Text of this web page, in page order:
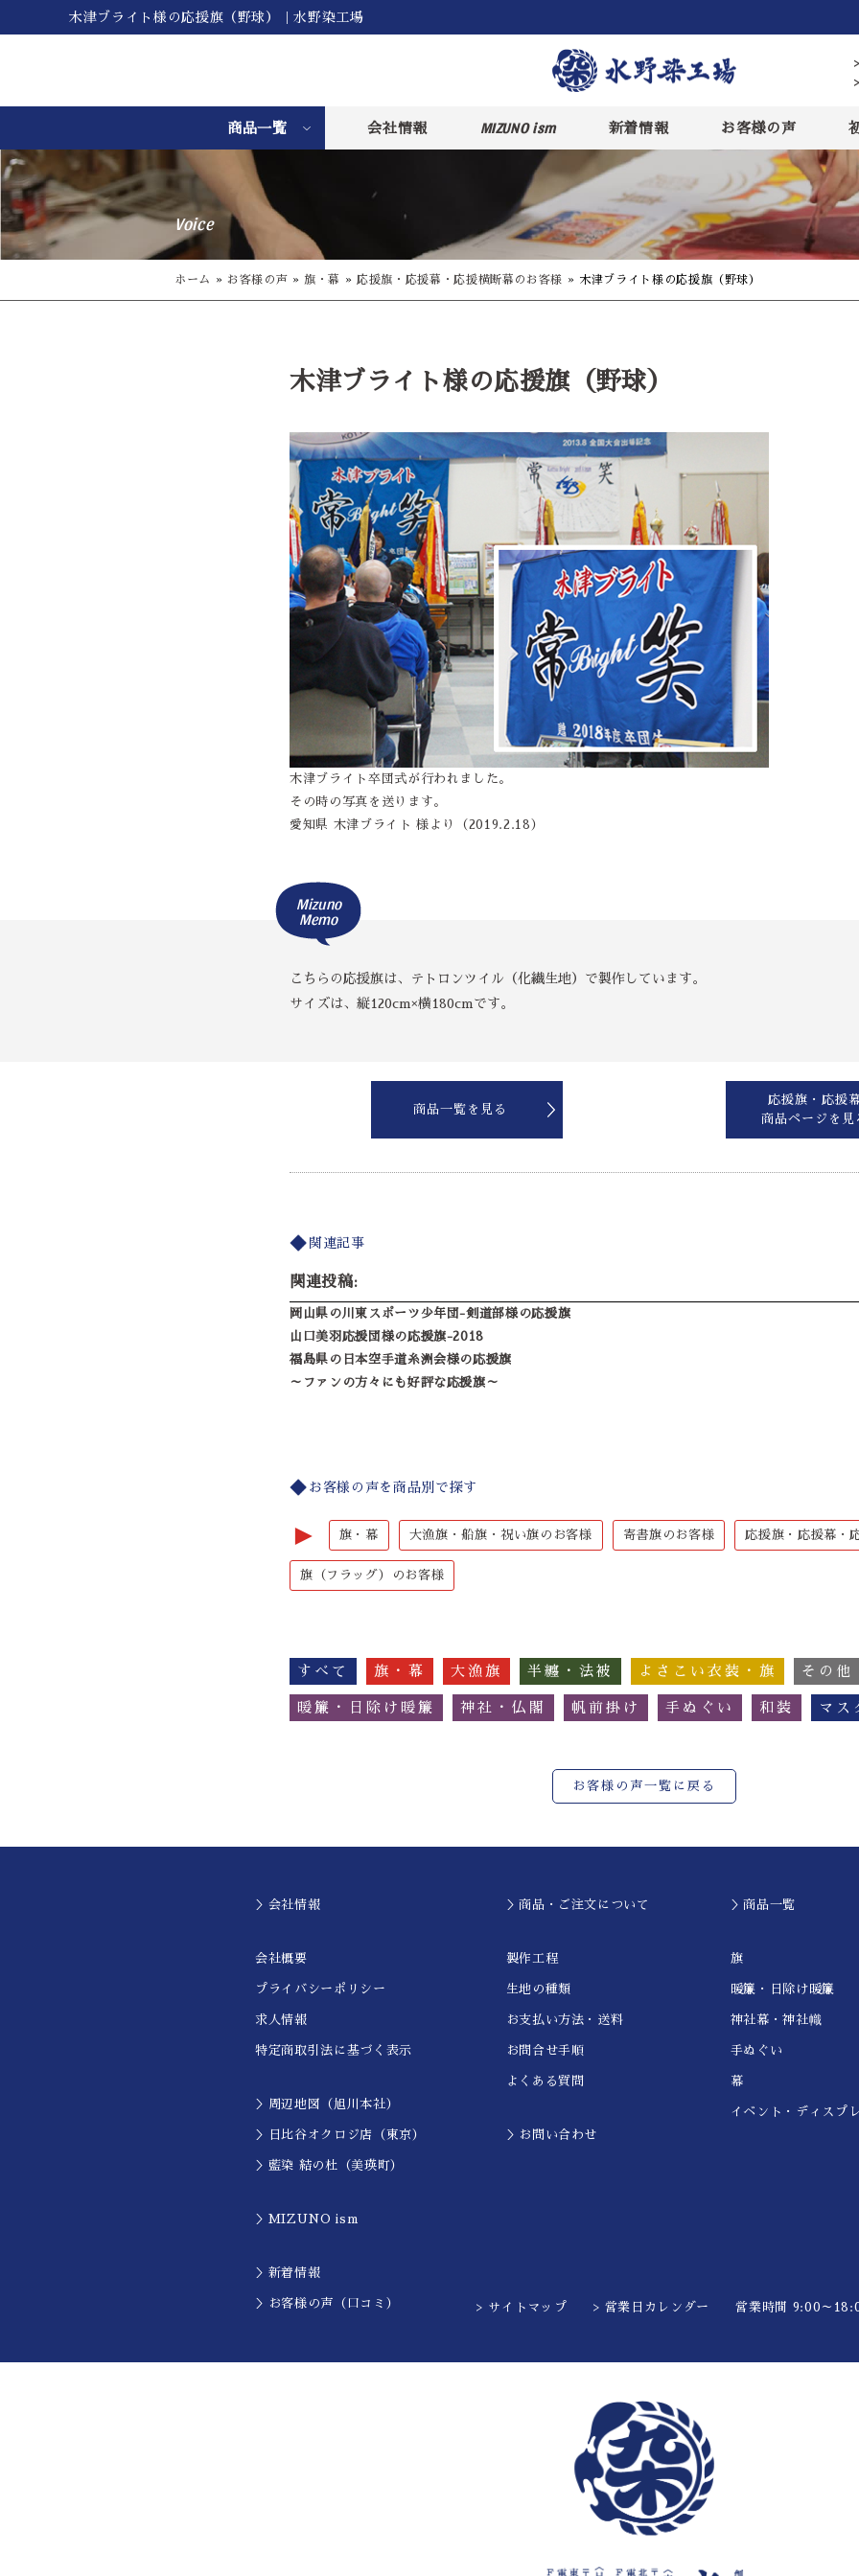
木津ブライト様の応援旗（野球）｜水野染工場
商品一覧 会社情報 MIZUNO ism 新着情報 お客様の声
Voice
ホーム » お客様の声 » 旗・幕 »応援旗・応援幕・応援横断幕のお客様 » 木津ブライト様の応援旗（野球）
木津ブライト様の応援旗（野球）
木津ブライト卒団式が行われました。
その時の写真を送ります。
愛知県 木津ブライト 様より（2019.2.18）
こちらの応援旗は、テトロンツイル（化繊生地）で製作しています。
サイズは、縦120cm×横180cmです。
Mizuno
Memo
商品一覧を見る
応援旗・応援
商品ページを見
関連記事
関連投稿:
岡山県の川東スポーツ少年団-剣道部様の応援旗
山口美羽応援団様の応援旗-2018
福島県の日本空手道糸洲会様の応援旗
～ファンの方々にも好評な応援旗～
お客様の声を商品別で探す
► 旗・幕 大漁旗・船旗・祝い旗のお客様 寄書旗のお客様 応援旗・応援幕・
旗（フラッグ）のお客様
すべて 旗・幕 大漁旗 半纏・法被 よさこい衣装・旗 その他
暖簾・日除け暖簾 神社・仏閣 帆前掛け 手ぬぐい 和装 マス
お客様の声一覧に戻る
＞会社情報
会社概要
プライバシーポリシー
求人情報
特定商取引法に基づく表示
＞周辺地図（旭川本社）
＞日比谷オクロジ店（東京）
＞藍染 結の杜（美瑛町）
＞MIZUNO ism
＞新着情報
＞お客様の声（口コミ）
＞商品・ご注文について
製作工程
生地の種類
お支払い方法・送料
お問合せ手順
よくある質問
＞お問い合わせ
＞商品一覧
旗
暖簾・日除け暖簾
神社幕・神社幟
手ぬぐい
幕
イベント・ディスプ
> サイトマップ > 営業日カレンダー 営業時間 9:00～